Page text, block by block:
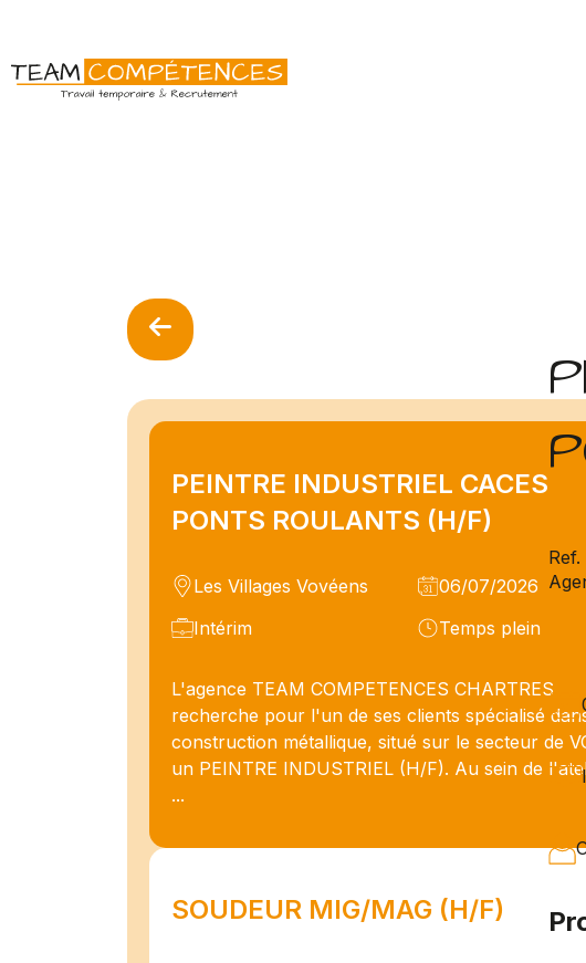
PEINTRE INDUSTRIEL CACES
PONTS ROULANTS (H/F)
Les Villages Vovéens
06/07/2026
Intérim
Temps plein
L'agence TEAM COMPETENCES CHARTRES
recherche pour l'un de ses clients spécialisé
construction métallique, situé sur le secteur de
un PEINTRE INDUSTRIEL (H/F). Au sein de
...
SOUDEUR MIG/MAG (H/F)